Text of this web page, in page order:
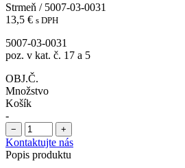
Strmeň / 5007-03-0031
13,5 € s DPH
5007-03-0031
poz. v kat. č. 17 a 5
OBJ.Č.
Množstvo
Košík
-
− +
Kontaktujte nás
Popis produktu